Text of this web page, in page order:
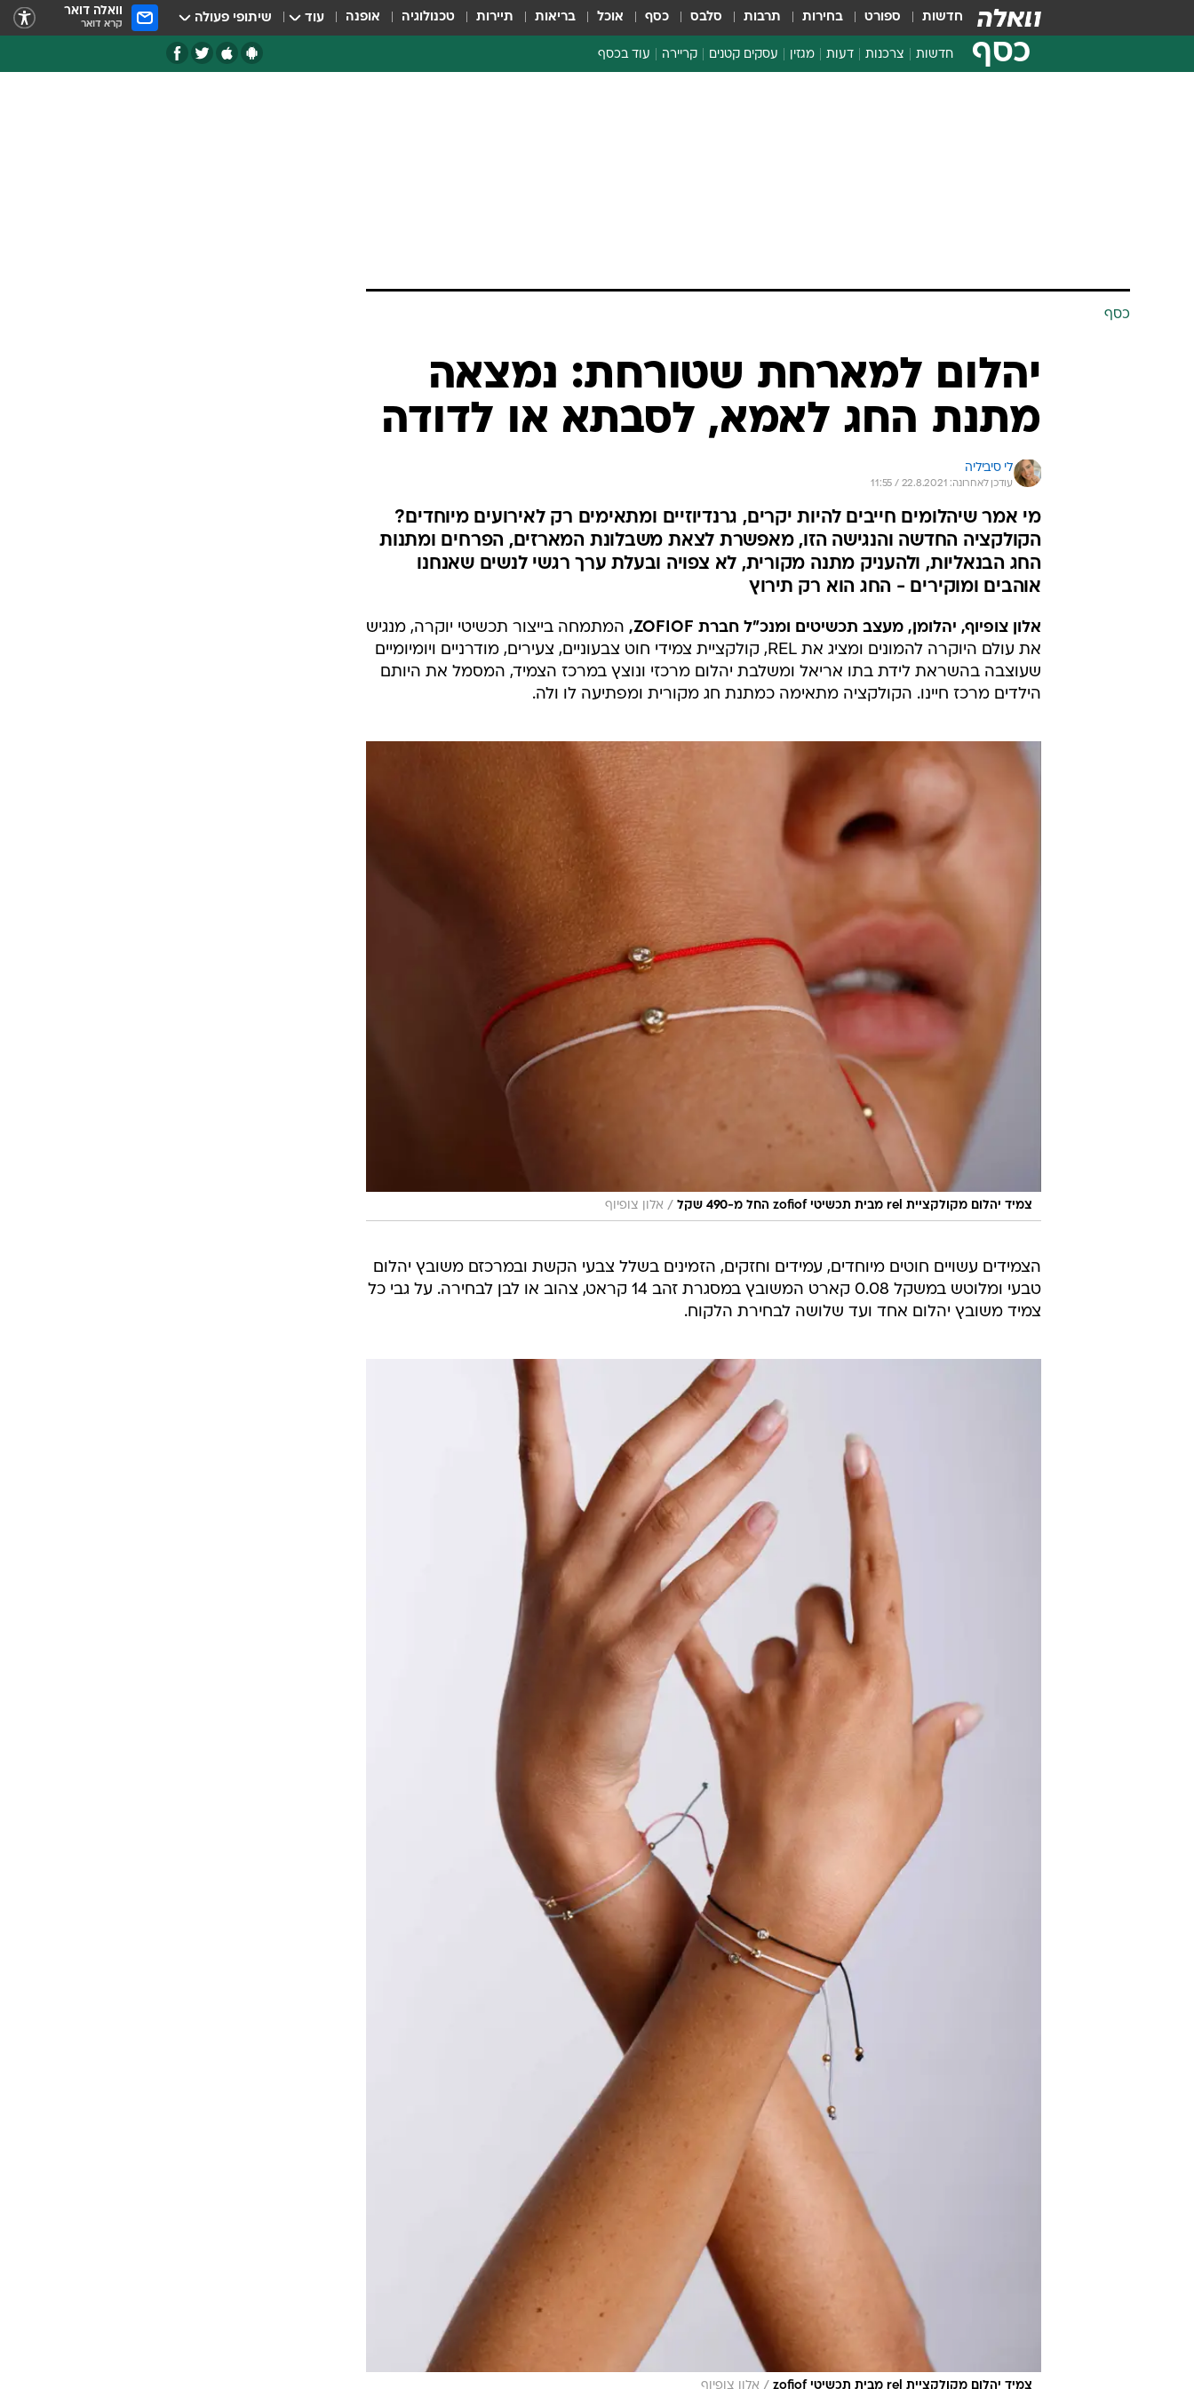
חדשות ספורט בחירות תרבות סלבס כסף אוכל בריאות תיירות טכנולוגיה אופנה עוד שיתופי פעולה וואלה דואר
קרא דואר
כסף חדשות צרכנות דעות מגזין עסקים קטנים קריירה עוד בכסף
כסף
יהלום למארחת שטורחת: נמצאה
מתנת החג לאמא, לסבתא או לדודה
לי סיביליה
עודכן לאחרונה: 22.8.2021 / 11:55
מי אמר שיהלומים חייבים להיות יקרים, גרנדיוזיים ומתאימים רק לאירועים מיוחדים?
הקולקציה החדשה והנגישה הזו, מאפשרת לצאת משבלונת המארזים, הפרחים ומתנות
החג הבנאליות, ולהעניק מתנה מקורית, לא צפויה ובעלת ערך רגשי לנשים שאנחנו
אוהבים ומוקירים - החג הוא רק תירוץ
אלון צופיוף, יהלומן, מעצב תכשיטים ומנכ"ל חברת ZOFIOF,
המתמחה בייצור תכשיטי יוקרה, מנגיש
את עולם היוקרה להמונים ומציג את REL, קולקציית צמידי חוט צבעוניים, צעירים, מודרניים ויומיומיים
שעוצבה בהשראת לידת בתו אריאל ומשלבת יהלום מרכזי ונוצץ במרכז הצמיד, המסמל את היותם
הילדים מרכז חיינו. הקולקציה מתאימה כמתנת חג מקורית ומפתיעה לו ולה.
צמיד יהלום מקולקציית rel מבית תכשיטי zofiof החל מ-490 שקל / אלון צופיוף
הצמידים עשויים חוטים מיוחדים, עמידים וחזקים, הזמינים בשלל צבעי הקשת ובמרכזם משובץ יהלום
טבעי ומלוטש במשקל 0.08 קארט המשובץ במסגרת זהב 14 קראט, צהוב או לבן לבחירה. על גבי כל
צמיד משובץ יהלום אחד ועד שלושה לבחירת הלקוח.
צמיד יהלום מקולקציית rel מבית תכשיטי zofiof / אלון צופיוף